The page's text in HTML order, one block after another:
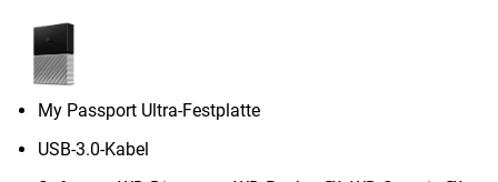
My Passport Ultra-Festplatte
USB-3.0-Kabel